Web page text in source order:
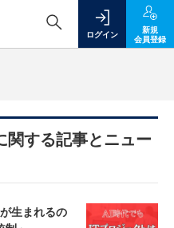
ログイン
新規
会員登録
関する記事とニュー
生まれるの